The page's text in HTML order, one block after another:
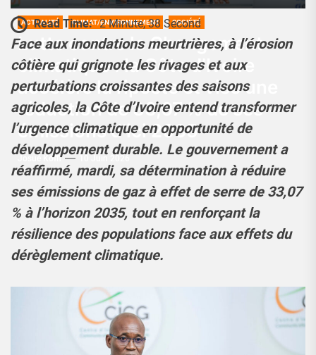
ACTUALITÉ CLIMAT/ENVIRONNEMENT SOCIÉTÉ
Lutte contre le Changement
climatique : la Côte d’Ivoire
accélère la riposte et vise une
réduction de 33,07 % de ses
émissions d’ici 2035
Josué Koffi
Read Time: 2 Minute, 38 Second
Face aux inondations meurtrières, à l’érosion
côtière qui grignote les rivages et aux
perturbations croissantes des saisons
agricoles, la Côte d’Ivoire entend transformer
l’urgence climatique en opportunité de
développement durable. Le gouvernement a
réaffirmé, mardi, sa détermination à réduire
ses émissions de gaz à effet de serre de 33,07
% à l’horizon 2035, tout en renforçant la
résilience des populations face aux effets du
dérèglement climatique.